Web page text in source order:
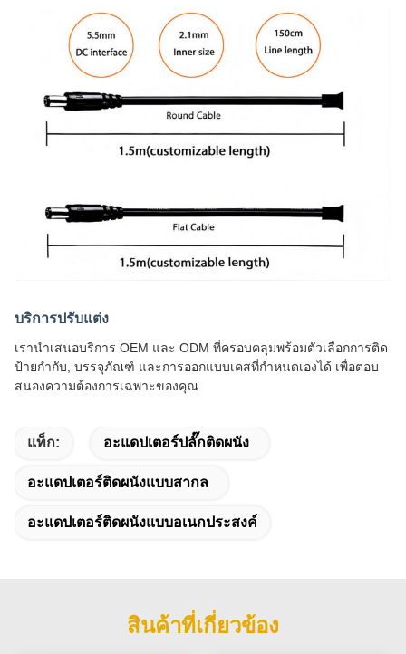
บริการปรับแต่ง
เรานำเสนอบริการ OEM และ ODM ที่ครอบคลุมพร้อมตัวเลือกการติด
ป้ายกำกับ, บรรจุภัณฑ์ และการออกแบบเคสที่กำหนดเองได้ เพื่อตอบ
สนองความต้องการเฉพาะของคุณ
แท็ก: อะแดปเตอร์ปลั๊กติดผนัง
อะแดปเตอร์ติดผนังแบบสากล
อะแดปเตอร์ติดผนังแบบอเนกประสงค์
สินค้าที่เกี่ยวข้อง